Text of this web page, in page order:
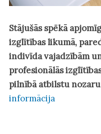
Stājušās spēkā
izglītības likumā,
indivīda vajadzībām
profesionālās
pilnībā atbilstu
informācija